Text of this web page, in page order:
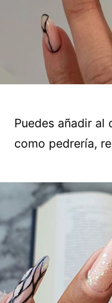
Puedes añadir al
como pedrería,